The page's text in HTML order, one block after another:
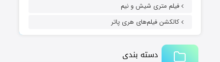
فیلم متری شیش و نیم
کالکشن فیلم‌های هری پاتر
دسته بندی